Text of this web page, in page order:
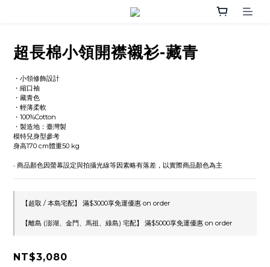
超長棉小領開襟襯衫-藏青
・小領修飾設計
・縮口袖
・藏青色
・輕薄柔軟
・100%Cotton
・製造地：臺灣製
模特兒身型參考
身高170 cm體重50 kg
‧ 商品顏色因螢幕設定與拍攝光線等因素略有落差，以實際商品顏色為主
【超取 / 本島宅配】 滿$3000享免運優惠 on order
【離島 (澎湖、金門、馬祖、綠島) 宅配】 滿$5000享免運優惠 on order
NT$3,080